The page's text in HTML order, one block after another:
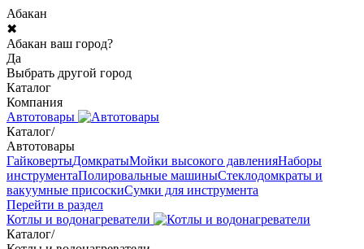
Абакан
✖
Абакан ваш город?
Да
Выбрать другой город
Каталог
Компания
Автотовары
Каталог/
Автотовары
ГайковертыДомкратыМойки высокого давленияНаборы
инструментаПолировальные машиныСтеклодомкраты и
вакуумные присоскиСумки для инструмента
Перейти в раздел
Котлы и водонагреватели
Каталог/